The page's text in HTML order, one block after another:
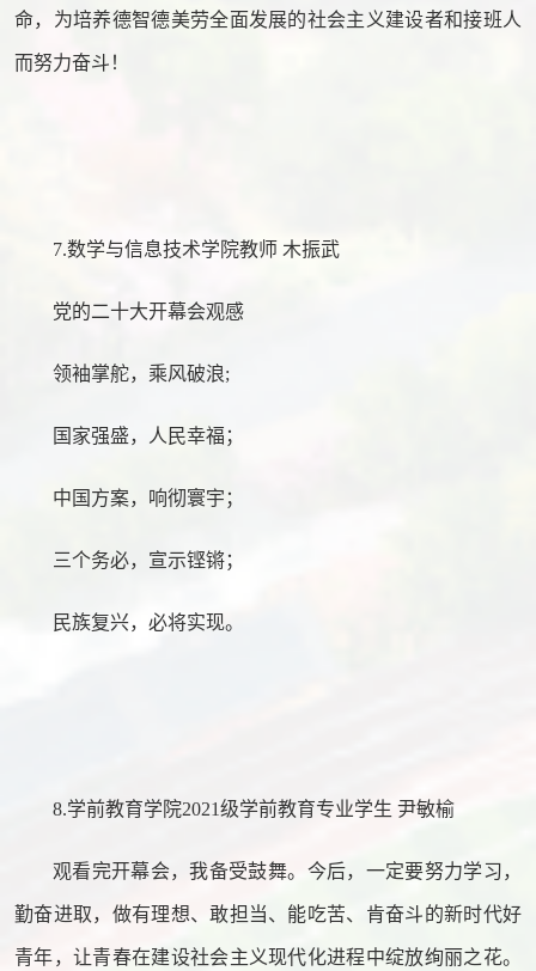
命，为培养德智德美劳全面发展的社会主义建设者和接班人
而努力奋斗！
7.数学与信息技术学院教师 木振武
党的二十大开幕会观感
领袖掌舵，乘风破浪;
国家强盛，人民幸福；
中国方案，响彻寰宇；
三个务必，宣示铿锵；
民族复兴，必将实现。
8.学前教育学院2021级学前教育专业学生 尹敏榆
观看完开幕会，我备受鼓舞。今后，一定要努力学习，
勤奋进取，做有理想、敢担当、能吃苦、肯奋斗的新时代好
青年，让青春在建设社会主义现代化进程中绽放绚丽之花。